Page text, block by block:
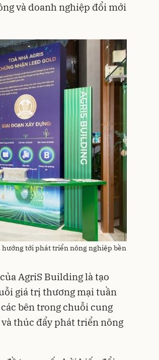
và doanh nghiệp đổi mới
tới phát triển nông nghiệp bền
AgriS Building là tạo
giá trị thương mại tuần
bên trong chuỗi cung
thúc đẩy phát triển nông